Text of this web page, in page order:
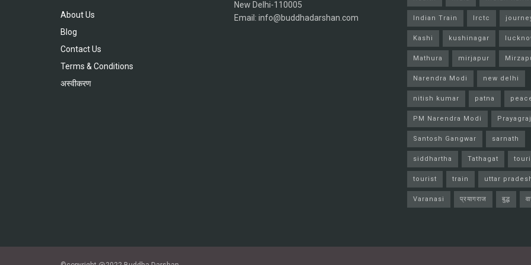
About Us
Blog
Contact Us
Terms & Conditions
अस्वीकरण
New Delhi-110005
Email: info@buddhadarshan.com
Indian Train Irctc
Kashi kushinagar
Mathura mirjapur
Narendra Modi new delhi
nitish kumar patna
PM Narendra Modi Prayagraj
Santosh Gangwar sarnath
siddhartha Tathagat
tourist train uttar
Varanasi प्रयागराज बुद्ध